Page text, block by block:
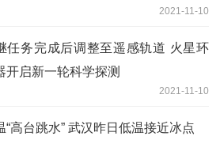
2021-11-10
任务完成后调整至遥感轨道 火星环
开启新一轮科学探测
2021-11-10
“高台跳水” 武汉昨日低温接近冰点